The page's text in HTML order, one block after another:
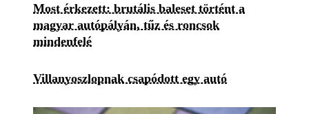
Most érkezett: brutális baleset történt a
magyar autópályán, tűz és roncsok
mindenfelé
Villanyoszlopnak csapódott egy autó